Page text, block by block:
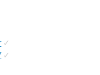
✓
✓